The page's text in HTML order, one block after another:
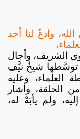
وادعُ لنا أحد
الشريف، وأجال
توسَّطها شيخٌ نيَّف
وعليه
الحلقة، وأشار
ولم يأبَهْ له،